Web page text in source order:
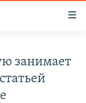
занимает